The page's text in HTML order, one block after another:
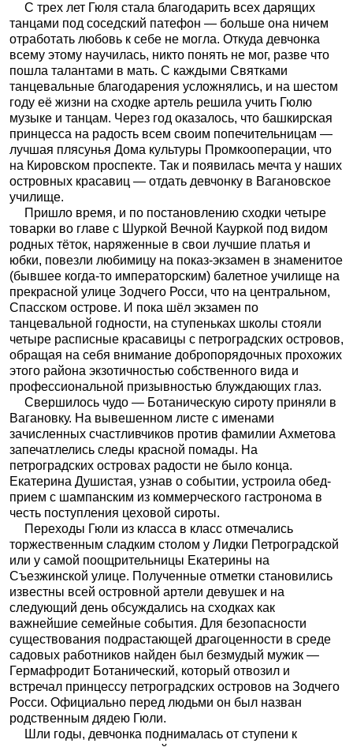
С трех лет Гюля стала благодарить всех дарящих
танцами под соседский патефон — больше она ничем
отработать любовь к себе не могла. Откуда девчонка
всему этому научилась, никто понять не мог, разве что
пошла талантами в мать. С каждыми Святками
танцевальные благодарения усложнялись, и на шестом
году её жизни на сходке артель решила учить Гюлю
музыке и танцам. Через год оказалось, что башкирская
принцесса на радость всем своим попечительницам —
лучшая плясунья Дома культуры Промкооперации, что
на Кировском проспекте. Так и появилась мечта у наших
островных красавиц — отдать девчонку в Вагановское
училище.
Пришло время, и по постановлению сходки четыре
товарки во главе с Шуркой Вечной Кауркой под видом
родных тёток, наряженные в свои лучшие платья и
юбки, повезли любимицу на показ-экзамен в знаменитое
(бывшее когда-то императорским) балетное училище на
прекрасной улице Зодчего Росси, что на центральном,
Спасском острове. И пока шёл экзамен по
танцевальной годности, на ступеньках школы стояли
четыре расписные красавицы с петроградских островов,
обращая на себя внимание добропорядочных прохожих
этого района экзотичностью собственного вида и
профессиональной призывностью блуждающих глаз.
Свершилось чудо — Ботаническую сироту приняли в
Вагановку. На вывешенном листе с именами
зачисленных счастливчиков против фамилии Ахметова
запечатлелись следы красной помады. На
петроградских островах радости не было конца.
Екатерина Душистая, узнав о событии, устроила обед-
прием с шампанским из коммерческого гастронома в
честь поступления цеховой сироты.
Переходы Гюли из класса в класс отмечались
торжественным сладким столом у Лидки Петроградской
или у самой поощрительницы Екатерины на
Съезжинской улице. Полученные отметки становились
известны всей островной артели девушек и на
следующий день обсуждались на сходках как
важнейшие семейные события. Для безопасности
существования подрастающей драгоценности в среде
садовых работников найден был безмудый мужик —
Гермафродит Ботанический, который отвозил и
встречал принцессу петроградских островов на Зодчего
Росси. Официально перед людьми он был назван
родственным дядею Гюли.
Шли годы, девчонка поднималась от ступени к